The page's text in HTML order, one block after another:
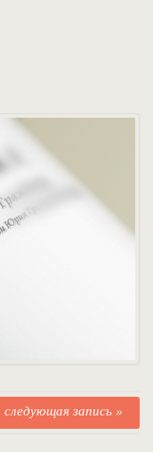
следующая запись »